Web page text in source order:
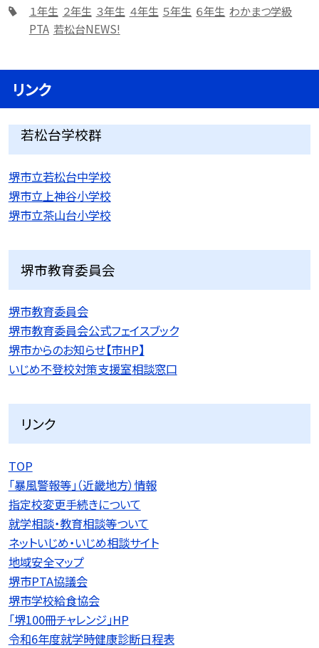
１年生 ２年生 ３年生 ４年生 ５年生 ６年生 わかまつ学級
PTA 若松台NEWS!
リンク
若松台学校群
堺市立若松台中学校
堺市立上神谷小学校
堺市立茶山台小学校
堺市教育委員会
堺市教育委員会
堺市教育委員会公式フェイスブック
堺市からのお知らせ【市HP】
いじめ不登校対策支援室相談窓口
リンク
TOP
「暴風警報等」（近畿地方）情報
指定校変更手続きについて
就学相談・教育相談等ついて
ネットいじめ・いじめ相談サイト
地域安全マップ
堺市PTA協議会
堺市学校給食協会
「堺100冊チャレンジ」HP
令和6年度就学時健康診断日程表